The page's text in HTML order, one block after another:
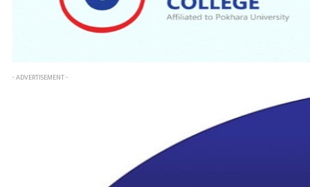
- ADVERTISEMENT -